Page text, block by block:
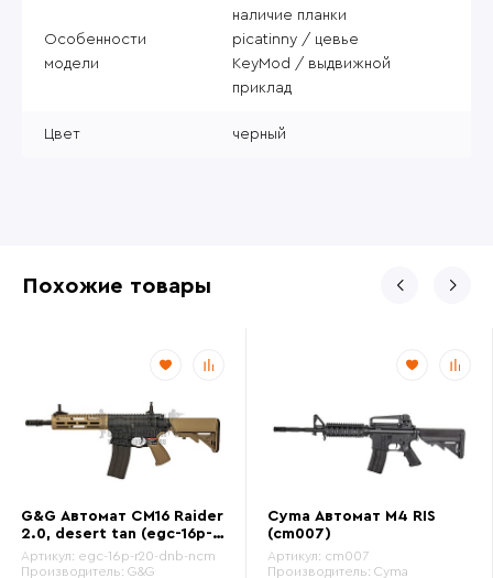
Особенности
модели
наличие планки
picatinny / цевье
KeyMod / выдвижной
приклад
Цвет черный
Похожие товары
G&G Автомат CM16 Raider
2.0, desert tan (egc-16p-
r20-dnb-ncm)
Артикул: egc-16p-r20-dnb-ncm
Производитель: G&G
Cyma Автомат M4 RIS
(cm007)
Артикул: cm007
Производитель: Cyma